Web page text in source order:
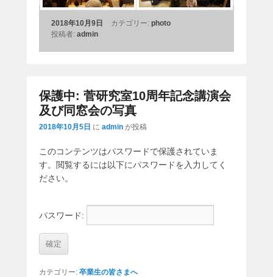
2018年10月9日
投稿者: admin
カテゴリー: photo
保護中: 菅研究室10周年記念講演会
及び同窓会の写真
2018年10月5日 に admin が投稿
このコンテンツはパスワードで保護されていま
す。閲覧するには以下にパスワードを入力してく
ださい。
パスワード:
カテゴリー: 卒業生の皆さまへ